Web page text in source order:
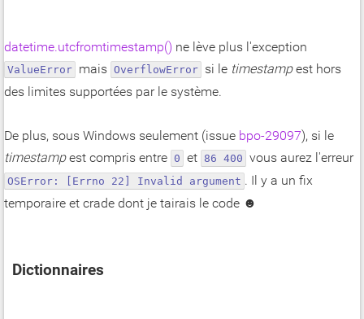
datetime.utcfromtimestamp() ne lève plus l'exception
ValueError mais OverflowError si le timestampest hors
des limites supportées par le système.
De plus, sous Windows seulement (issue bpo-29097), si le
timestampest compris entre 0 et 86 400 vous aurez l'erreur
OSError: [Errno 22] Invalid argument . Il y a un fix
temporaire et crade dont je tairais le code ☻
Dictionnaires